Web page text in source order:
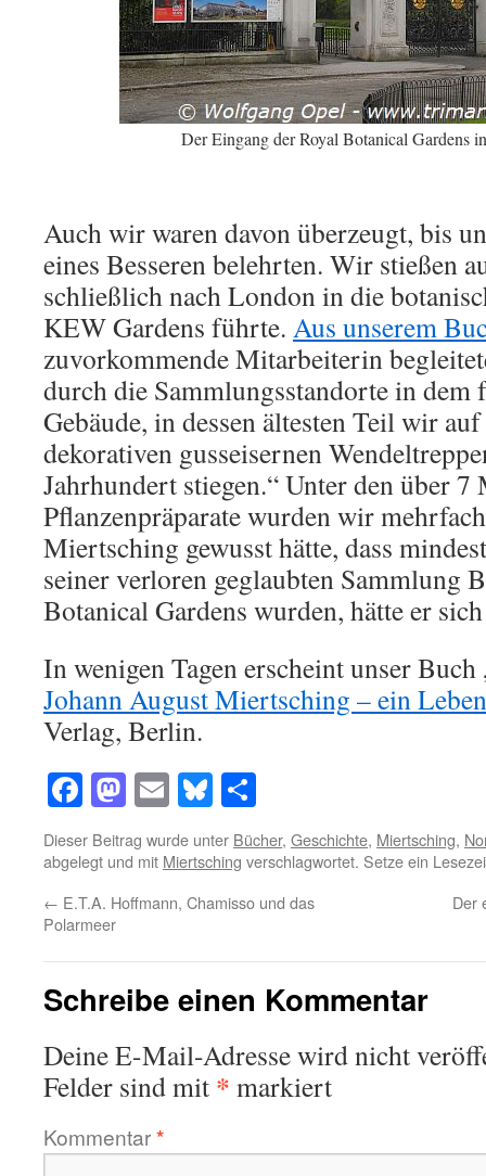
Der Eingang der Royal Botanical Gardens
Auch wir waren davon überzeugt, bis
eines Besseren belehrten. Wir stießen
schließlich nach London in die
KEW Gardens führte. Aus unserem
zuvorkommende Mitarbeiterin
durch die Sammlungsstandorte in dem
Gebäude, in dessen ältesten Teil wir
dekorativen gusseisernen
Jahrhundert stiegen.“ Unter den über
Pflanzenpräparate wurden wir
Miertsching gewusst hätte, dass
seiner verloren geglaubten Sammlung
Botanical Gardens wurden, hätte er
In wenigen Tagen erscheint unser Buch
Johann August Miertsching – ein
Verlag, Berlin.
Facebook
Mastodon
EmailBluesky
Dieser Beitrag wurde unter Bücher, Geschichte, Miertsching,
abgelegt und mit Miertsching verschlagwortet. Setze ein
← E.T.A. Hoffmann, Chamisso und das
Polarmeer
Der
Schreibe einen Kommentar
Deine E-Mail-Adresse wird nicht
Felder sind mit * markiert
Kommentar*